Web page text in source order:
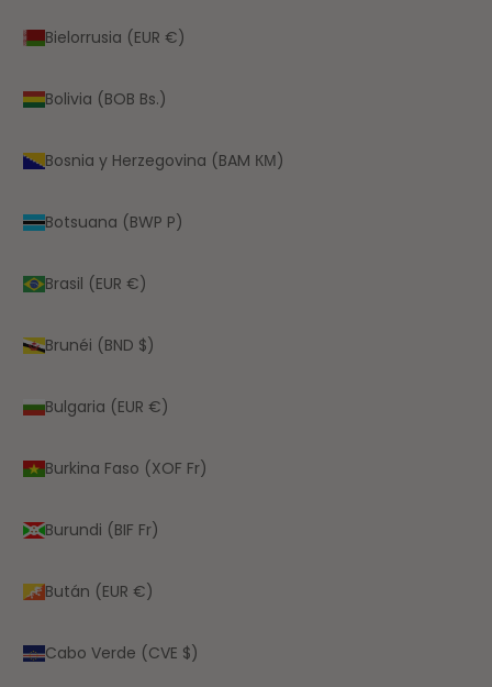
Bielorrusia (EUR €)
Bolivia (BOB Bs.)
Bosnia y Herzegovina (BAM КМ)
Botsuana (BWP P)
Brasil (EUR €)
Brunéi (BND $)
Bulgaria (EUR €)
Burkina Faso (XOF Fr)
Burundi (BIF Fr)
Bután (EUR €)
Cabo Verde (CVE $)